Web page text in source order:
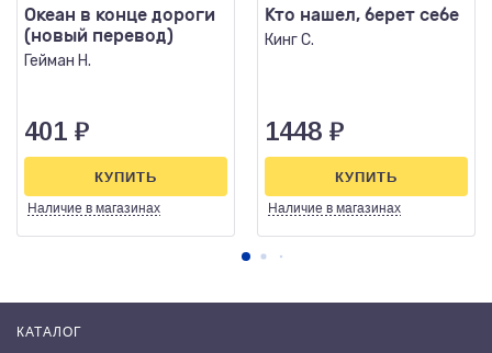
Океан в конце дороги
(новый перевод)
Гейман Н.
401 ₽
Наличие в магазинах
КУПИТЬ
Кто нашел, берет себе
Кинг С.
1448 ₽
Наличие в магазинах
КУПИТЬ
КАТАЛОГ